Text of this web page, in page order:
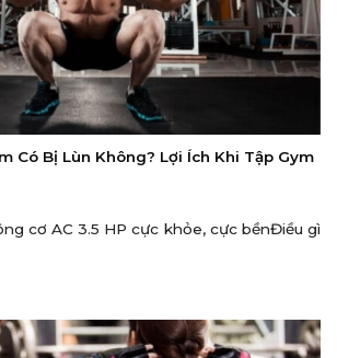
Có Bị Lùn Không? Lợi Ích Khi Tập Gym
cơ AC 3.5 HP cực khỏe, cực bềnĐiều gì